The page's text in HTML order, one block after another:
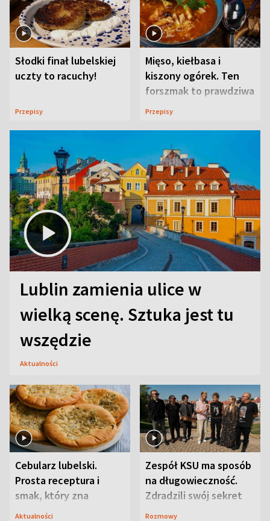
Słodki finał lubelskiej
uczty to racuchy!
Przepisy
Mięso, kiełbasa i
kiszony ogórek. Ten
forszmak to prawdziwa
uczta
Przepisy
Lublin zamienia ulice w
wielką scenę. Sztuka jest tu
wszędzie
Aktualności
Cebularz lubelski.
Prosta receptura i
smak, który zna
Lubelszczyzna
Aktualności
Zespół KSU ma sposób
na długowieczność.
Zdradzili swój sekret
Rozmowy